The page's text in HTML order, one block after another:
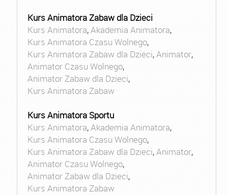
Kurs Animatora Zabaw dla Dzieci
Kurs Animatora,Akademia Animatora,
Kurs Animatora Czasu Wolnego,
Kurs Animatora Zabaw dla Dzieci,Animator,
Animator Czasu Wolnego,
Animator Zabaw dla Dzieci,
Kurs Animatora Zabaw
Kurs Animatora Sportu
Kurs Animatora,Akademia Animatora,
Kurs Animatora Czasu Wolnego,
Kurs Animatora Zabaw dla Dzieci,Animator,
Animator Czasu Wolnego,
Animator Zabaw dla Dzieci,
Kurs Animatora Zabaw